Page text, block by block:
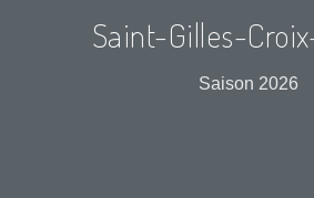
Saint-Gilles-
Saison 2026